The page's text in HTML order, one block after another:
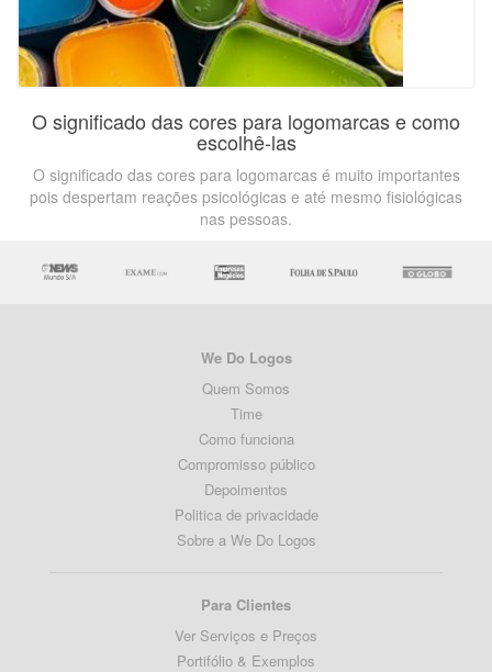
O significado das cores para logomarcas e como
escolhê-las
O significado das cores para logomarcas é muito importantes
pois despertam reações psicológicas e até mesmo fisiológicas
nas pessoas.
We Do Logos
Quem Somos
Time
Como funciona
Compromisso público
Depoimentos
Politica de privacidade
Sobre a We Do Logos
Para Clientes
Ver Serviços e Preços
Portifólio & Exemplos